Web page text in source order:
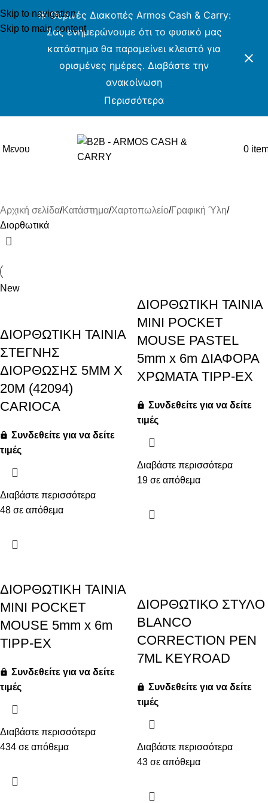
Skip to navigation
Skip to main content
☀️ Θερινές Διακοπές Armos Cash & Carry:
Σας ενημερώνουμε ότι το φυσικό μας
κατάστημα θα παραμείνει κλειστό για
ορισμένες ημέρες. Διαβάστε την
ανακοίνωση
Περισσότερα
Μενου 0
Αρχική σελίδα Κατάστημα Χαρτοπωλείο Γραφική Ύλη
Διορθωτικά
New
ΔΙΟΡΘΩΤΙΚΗ ΤΑΙΝΙΑ
ΣΤΕΓΝΗΣ
ΔΙΟΡΘΩΣΗΣ 5MM X
20M (42094)
CARIOCA
Συνδεθείτε για να δείτε
τιμές
Διαβάστε περισσότερα
48 σε απόθεμα
ΔΙΟΡΘΩΤΙΚΗ ΤΑΙΝΙΑ
MINI POCKET
MOUSE PASTEL
5mm x 6m ΔΙΑΦΟΡΑ
ΧΡΩΜΑΤΑ TIPP-EX
Συνδεθείτε για να δείτε
τιμές
Διαβάστε περισσότερα
19 σε απόθεμα
ΔΙΟΡΘΩΤΙΚΗ ΤΑΙΝΙΑ
MINI POCKET
MOUSE 5mm x 6m
TIPP-EX
Συνδεθείτε για να δείτε
τιμές
Διαβάστε περισσότερα
434 σε απόθεμα
ΔΙΟΡΘΩΤΙΚΟ ΣΤΥΛΟ
BLANCO
CORRECTION PEN
7ML KEYROAD
Συνδεθείτε για να δείτε
τιμές
Διαβάστε περισσότερα
43 σε απόθεμα